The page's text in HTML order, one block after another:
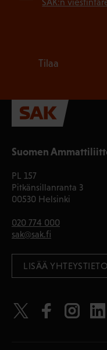
Suomen
PL 157
Pitkänsillanranta 3
00530 Helsinki
020 774 000
sak@sak.fi
LISÄÄ
SAK:n
Tilaa